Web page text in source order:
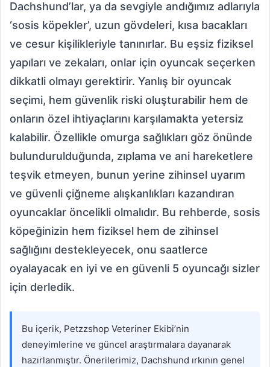
Dachshund’lar, ya da sevgiyle andığımız adlarıyla
‘sosis köpekler’, uzun gövdeleri, kısa bacakları
ve cesur kişilikleriyle tanınırlar. Bu eşsiz fiziksel
yapıları ve zekaları, onlar için oyuncak seçerken
dikkatli olmayı gerektirir. Yanlış bir oyuncak
seçimi, hem güvenlik riski oluşturabilir hem de
onların özel ihtiyaçlarını karşılamakta yetersiz
kalabilir. Özellikle omurga sağlıkları göz önünde
bulundurulduğunda, zıplama ve ani hareketlere
teşvik etmeyen, bunun yerine zihinsel uyarım
ve güvenli çiğneme alışkanlıkları kazandıran
oyuncaklar öncelikli olmalıdır. Bu rehberde, sosis
köpeğinizin hem fiziksel hem de zihinsel
sağlığını destekleyecek, onu saatlerce
oyalayacak en iyi ve en güvenli 5 oyuncağı sizler
için derledik.
Bu içerik, Petzzshop Veteriner Ekibi’nin
deneyimlerine ve güncel araştırmalara dayanarak
hazırlanmıştır. Önerilerimiz, Dachshund ırkının genel